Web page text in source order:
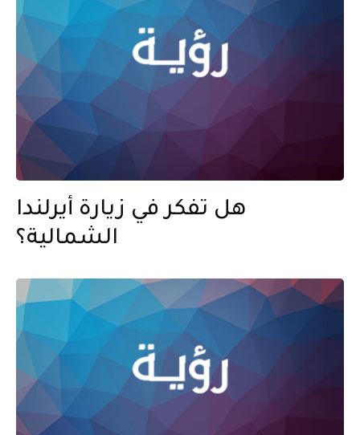
هل تفكر في زيارة أيرلندا
الشمالية؟